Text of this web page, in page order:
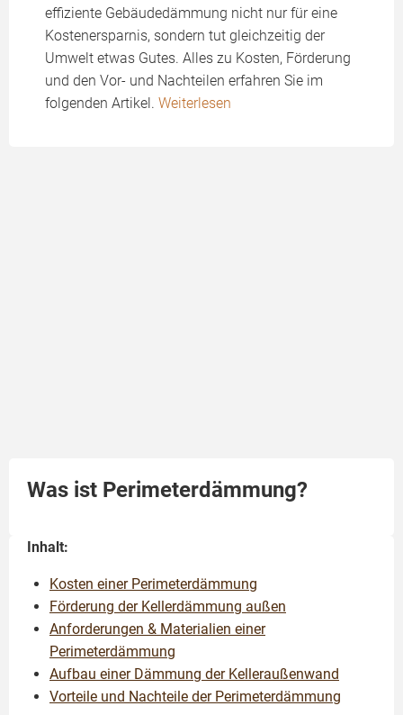
effiziente Gebäudedämmung nicht nur für eine
Kostenersparnis, sondern tut gleichzeitig der
Umwelt etwas Gutes. Alles zu Kosten, Förderung
und den Vor- und Nachteilen erfahren Sie im
folgenden Artikel. Weiterlesen
Was ist Perimeterdämmung?
Inhalt:
Kosten einer Perimeterdämmung
Förderung der Kellerdämmung außen
Anforderungen & Materialien einer
Perimeterdämmung
Aufbau einer Dämmung der Kelleraußenwand
Vorteile und Nachteile der Perimeterdämmung